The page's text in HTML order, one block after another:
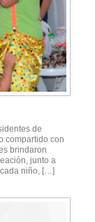
de
compartido con
brindaron
junto a
niño, […]